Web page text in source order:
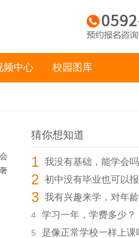
频中心 校园图库
猜你想知道
1 我没有基础，能学会吗
2 初中没有毕业也可以
3 我有兴趣来学，对年
4 学习一年，学费多少？
5 是像正常学校一样上课